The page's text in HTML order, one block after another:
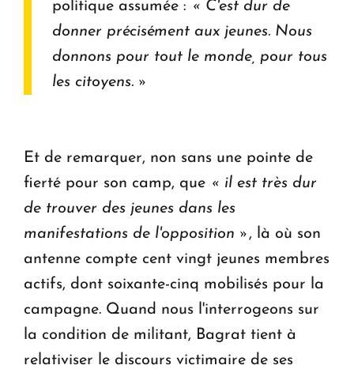
politique assumée : « C'est dur de
donner précisément aux jeunes. Nous
donnons pour tout le monde, pour tous
les citoyens. »
Et de remarquer, non sans une pointe de
fierté pour son camp, que « il est très dur
de trouver des jeunes dans les
manifestations de l'opposition » , là où son
antenne compte cent vingt jeunes membres
actifs, dont soixante-cinq mobilisés pour la
campagne. Quand nous l'interrogeons sur
la condition de militant, Bagrat tient à
relativiser le discours victimaire de ses